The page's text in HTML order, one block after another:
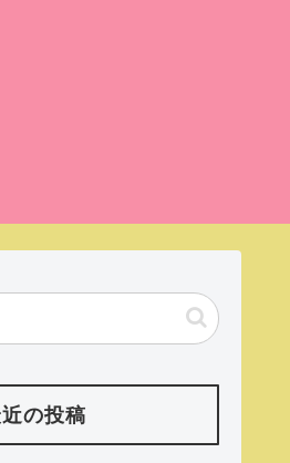
の投稿